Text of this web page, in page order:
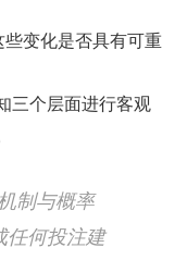
些变化是否具有可重
三个层面进行客观
制与概率
任何投注建